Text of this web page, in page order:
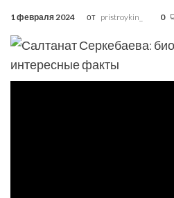
1 февраля 2024 от pristroykin_ 0